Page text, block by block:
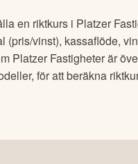
en riktkurs i Platzer
(pris/vinst), kassaflöde,
Platzer Fastigheterär
för att beräkna